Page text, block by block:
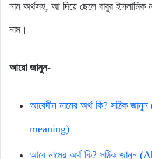
নাম অর্থসহ, আ দিয়ে ছেলে বাবুর ইসলামিক
নাম।
আরো জানুন-
আবেদীন নামের অর্থ কি? সঠিক
meaning)
আবে নামের অর্থ কি? সঠিক জানুন